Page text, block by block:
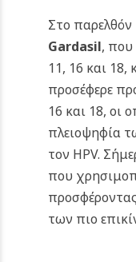
Στο
Gardasil, που
11, 16 και 18,
προσέφερε
16 και 18, οι
πλειοψηφία
τον HPV.
που
των πιο